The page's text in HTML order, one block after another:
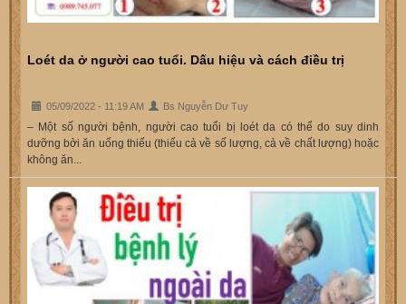
Loét da ở người cao tuổi. Dấu hiệu và cách điều trị
05/09/2022 - 11:19 AM Bs Nguyễn Dư Tuy
– Một số người bệnh, người cao tuổi bị loét da có thể do suy dinh
dưỡng bởi ăn uống thiếu (thiếu cả về số lượng, cả về chất lượng) hoặc
không ăn...